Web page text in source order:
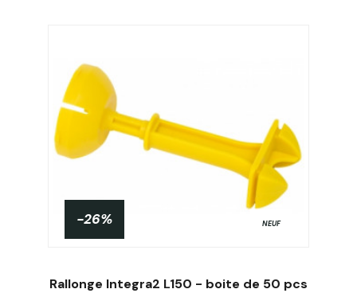
-26% NEUF
Rallonge Integra2 L150 - boite de 50 pcs